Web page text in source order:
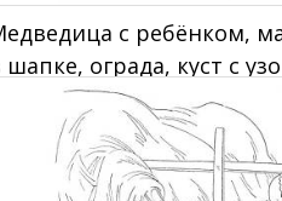
с ребёнком,
шапке, ограда, куст c